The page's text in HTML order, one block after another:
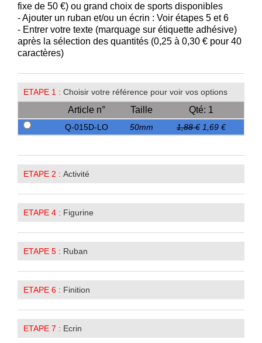
fixe de 50 €) ou grand choix de sports disponibles
- Ajouter un ruban et/ou un écrin : Voir étapes 5 et 6
- Entrer votre texte (marquage sur étiquette adhésive)
après la sélection des quantités (0,25 à 0,30 € pour 40
caractères)
ETAPE 1 : Choisir votre référence pour voir vos options
Article n° Taille Qté: 1
Q-015D-LO 50mm 1,88 € 1,69 €
ETAPE 2 : Activité
ETAPE 4 : Figurine
ETAPE 5 : Ruban
ETAPE 6 : Finition
ETAPE 7 : Ecrin